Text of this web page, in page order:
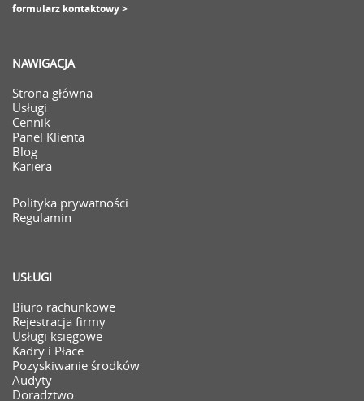
formularz kontaktowy >
NAWIGACJA
Strona główna
Usługi
Cennik
Panel Klienta
Blog
Kariera
Polityka prywatności
Regulamin
USŁUGI
Biuro rachunkowe
Rejestracja firmy
Usługi księgowe
Kadry i Płace
Pozyskiwanie środków
Audyty
Doradztwo